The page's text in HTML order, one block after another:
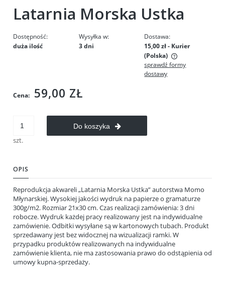
Latarnia Morska Ustka
Dostępność:
duża ilość
Wysyłka w:
3 dni
Dostawa:
15,00 zł- Kurier
(Polska)
Cena nie zawiera ewentualnych kosztów płatności
sprawdź formy
dostawy
Cena: 59,00 ZŁ
szt.
Do koszyka
OPIS
Reprodukcja akwareli „Latarnia Morska Ustka” autorstwa Momo
Młynarskiej. Wysokiej jakości wydruk na papierze o gramaturze
300g/m2. Rozmiar 21x30 cm.Czas realizacji zamówienia: 3 dni
robocze. Wydruk każdej pracy realizowany jest na indywidualne
zamówienie. Odbitki wysyłane są w kartonowych tubach. Produkt
sprzedawany jest bez widocznej na wizualizacji ramki. W
przypadku produktów realizowanych na indywidualne
zamówienie klienta, nie ma zastosowania prawo do odstąpienia od
umowy kupna-sprzedaży.